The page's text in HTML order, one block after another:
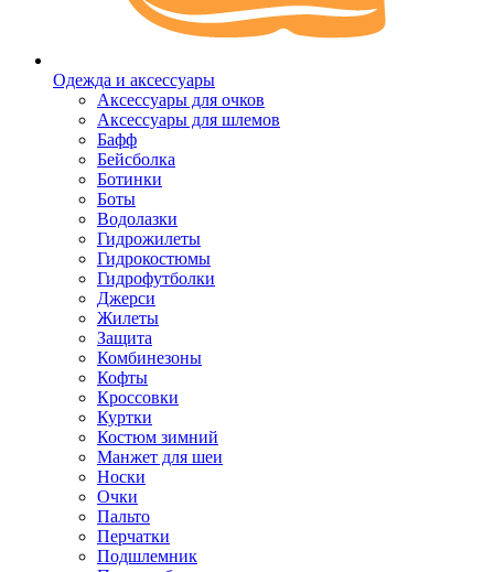
Одежда и аксессуары
Аксессуары для очков
Аксессуары для шлемов
Бафф
Бейсболка
Ботинки
Боты
Водолазки
Гидрожилеты
Гидрокостюмы
Гидрофутболки
Джерси
Жилеты
Защита
Комбинезоны
Кофты
Кроссовки
Куртки
Костюм зимний
Манжет для шеи
Носки
Очки
Пальто
Перчатки
Подшлемник